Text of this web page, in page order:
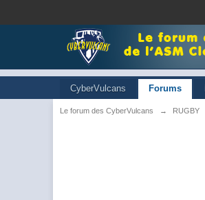
CyberVulcans Forums
Le forum des CyberVulcans → RUGBY